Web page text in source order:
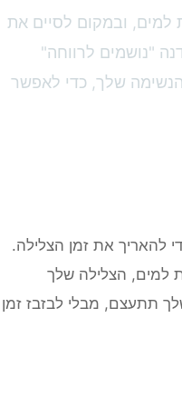
ובמקום לסיים את
לרווחה"
שלך, כדי לאפשר
להאריך את זמן הצלילה.
הצלילה שלך
מבלי לבזבז זמן